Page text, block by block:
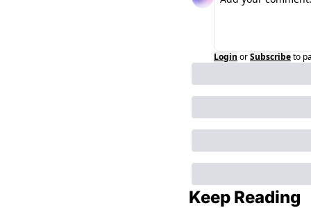
Login orSubscribeto
Keep Reading